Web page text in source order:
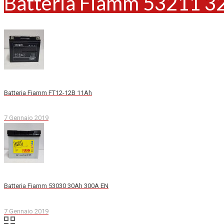
Batteria Fiamm FT12-12B 11Ah
7 Gennaio 2019
Batteria Fiamm 53030 30Ah 300A EN
7 Gennaio 2019